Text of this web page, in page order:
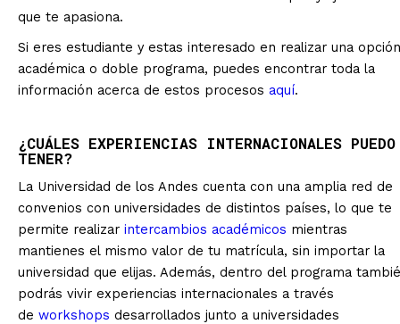
que te apasiona.
Si eres estudiante y estas interesado en realizar una opción
académica o doble programa, puedes encontrar toda la
información acerca de estos procesos aquí.
¿CUÁLES EXPERIENCIAS INTERNACIONALES PUEDO
TENER?
La Universidad de los Andes cuenta con una amplia red de
convenios con universidades de distintos países, lo que te
permite realizar intercambios académicos mientras
mantienes el mismo valor de tu matrícula, sin importar la
universidad que elijas. Además, dentro del programa
podrás vivir experiencias internacionales a través
de workshops desarrollados junto a universidades